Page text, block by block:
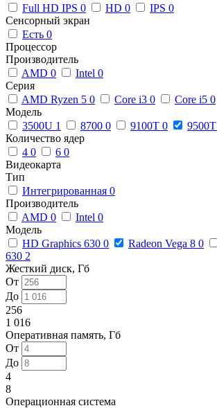
Full HD IPS 0 HD 0 IPS 0
Сенсорный экран
Есть 0
Процессор
Производитель
AMD 0 Intel 0
Серия
AMD Ryzen 5 0 Core i3 0 Core i5 0
Модель
3500U 1 8700 0 9100T 0 9500T
Количество ядер
4 0 6 0
Видеокарта
Тип
Интегрированная 0
Производитель
AMD 0 Intel 0
Модель
HD Graphics 630 0 Radeon Vega 8 0
630 2
Жесткий диск, Гб
От
До
256
1 016
Оперативная память, Гб
От
До
4
8
Операционная система